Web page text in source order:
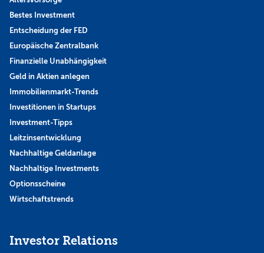
Bestes Investment
Entscheidung der FED
Europäische Zentralbank
Finanzielle Unabhängigkeit
Geld in Aktien anlegen
Immobilienmarkt-Trends
Investitionen in Startups
Investment-Tipps
Leitzinsentwicklung
Nachhaltige Geldanlage
Nachhaltige Investments
Optionsscheine
Wirtschaftstrends
Investor Relations